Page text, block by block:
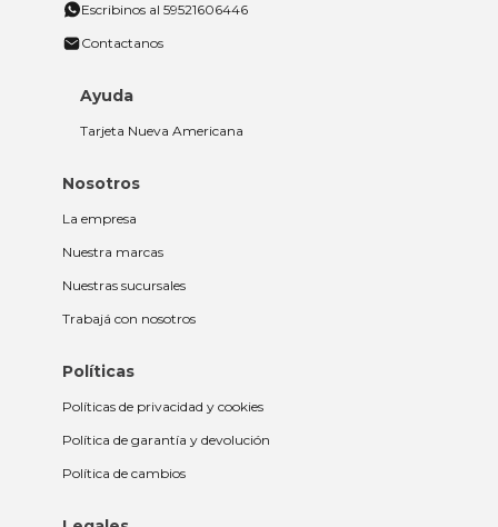
Escribinos al 59521606446
Contactanos
Ayuda
Tarjeta Nueva Americana
Nosotros
La empresa
Nuestra marcas
Nuestras sucursales
Trabajá con nosotros
Políticas
Políticas de privacidad y cookies
Política de garantía y devolución
Política de cambios